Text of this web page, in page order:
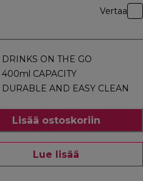
Vertaa
DRINKS ON THE GO
400ml CAPACITY
DURABLE AND EASY CLEAN
Lisää ostoskoriin
Lue lisää